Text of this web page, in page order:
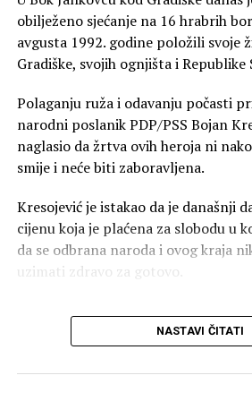
gradonačelnika Banjaluke.
Nema epiteta kojim Vukanović nije
Stanivukovića:
“Simbioza sa Dodikom”–
omiljena kovanica kojom je
javnost da je Stanivuković
SNSD-a i postao “Dodikov
Optužbe za tajkune i
projekat u Banjaluci — od
kružnih tokova do “Rupe” u
otvoreno odbijao bilo kakvu
obilježeno sjećanje na 16 hrabrih
avgusta 1992. godine položili svoje
Gradiške, svojih ognjišta i Republike
Polaganju ruža i odavanju počasti
narodni poslanik PDP/PSS Bojan
naglasio da žrtva ovih heroja ni
smije i neće biti zaboravljena.
Kresojević je istakao da je današnji
cijenu koja je plaćena za slobodu u
da se odbrana naroda i ovog kraja
uzimati zdravo za gotovo.
“Sjećanje na
boraca koji su
živote 8. avgusta
NASTAVI ČITATI